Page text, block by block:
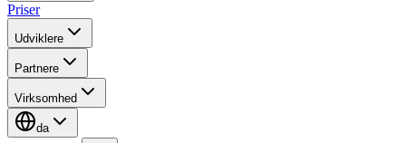
Priser
Udviklere
Partnere
Virksomhed
da